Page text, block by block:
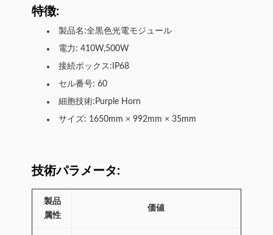
特徴:
製品名:全黒色光電モジュール
電力: 410W,500W
接続ボックス:IP68
セル番号: 60
細胞技術:Purple Horn
サイズ: 1650mm × 992mm × 35mm
技術パラメータ:
製品
属性
価値